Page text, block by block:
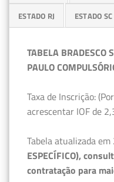
ESTADO RJ ESTADO SC
TABELA BRADESCO
PAULO
Taxa de Inscrição:
acrescentar IOF de
Tabela atualizada
ESPECÍFICO),
contratação para